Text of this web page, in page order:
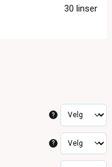
30 linser
?
?